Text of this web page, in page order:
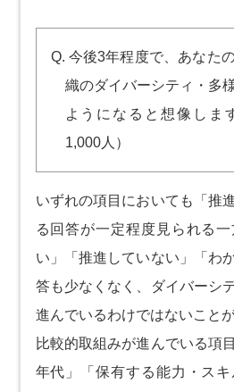
Q. 今後3年程度で、あなた
織のダイバーシティ・多
ようになると想像しま
1,000人）
いずれの項目においても「推
る回答が一定程度見られる
い」「推進していない」「わ
答も少なくなく、ダイバーシ
進んでいるわけではないこと
比較的取組みが進んでいる項
年代」「保有する能力・ス